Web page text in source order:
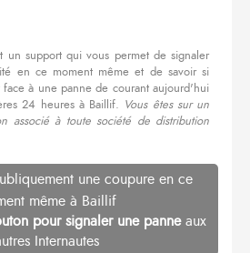
un support qui vous permet de signaler
en ce moment même et de savoir si
face à une panne de courant aujourd'hui
24 heures à Baillif. Vous êtes sur un
associé à toute société de distribution
une coupure en ce
même à Baillif
pour signaler une panneaux
Internautes